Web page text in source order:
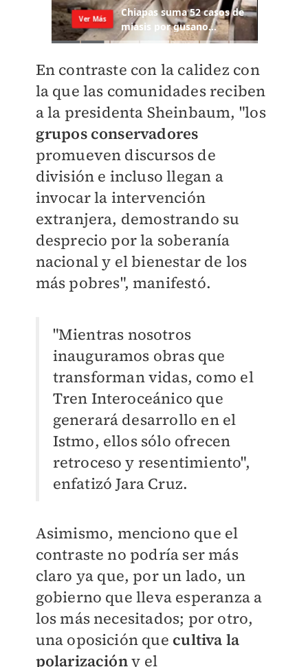
En contraste con la calidez con
la que las comunidades reciben
a la presidenta Sheinbaum, "los
grupos conservadores
promueven discursos de
división e incluso llegan a
invocar la intervención
extranjera, demostrando su
desprecio por la soberanía
nacional y el bienestar de los
más pobres", manifestó.
"Mientras nosotros
inauguramos obras que
transforman vidas, como el
Tren Interoceánico que
generará desarrollo en el
Istmo, ellos sólo ofrecen
retroceso y resentimiento",
enfatizó Jara Cruz.
Asimismo, menciono que el
contraste no podría ser más
claro ya que, por un lado, un
gobierno que lleva esperanza a
los más necesitados; por otro,
una oposición que cultiva la
polarizacióny el